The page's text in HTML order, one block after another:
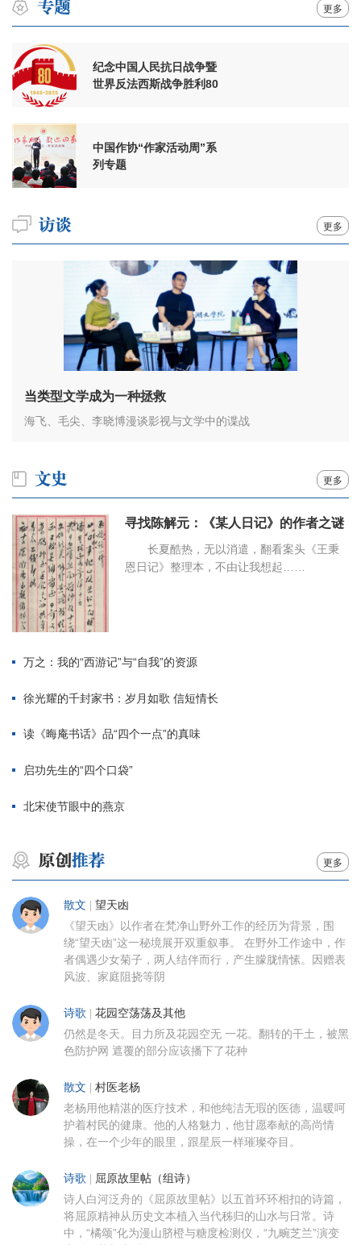
更多
纪念中国人民抗日战争暨
世界反法西斯战争胜利80
中国作协“作家活动周”系
列专题
更多
当类型文学成为一种拯救
海飞、毛尖、李晓博漫谈影视与文学中的谍战
更多
寻找陈解元：《某人日记》的作者之谜
长夏酷热，无以消遣，翻看案头《王秉
恩日记》整理本，不由让我想起……
万之：我的“西游记”与“自我”的资源
徐光耀的千封家书：岁月如歌 信短情长
读《晦庵书话》品“四个一点”的真味
启功先生的“四个口袋”
北宋使节眼中的燕京
更多
散文 望天凼
《望天凼》以作者在梵净山野外工作的经历为背景，围
绕“望天凼”这一秘境展开双重叙事。 在野外工作途中，作
者偶遇少女菊子，两人结伴而行，产生朦胧情愫。因赠表
风波、家庭阻挠等阴
诗歌 花园空荡荡及其他
仍然是冬天。目力所及花园空无 一花。翻转的干土，被黑
色防护网 遮覆的部分应该播下了花种
散文 村医老杨
老杨用他精湛的医疗技术，和他纯洁无瑕的医德，温暖呵
护着村民的健康。他的人格魅力，他甘愿奉献的高尚情
操，在一个少年的眼里，跟星辰一样璀璨夺目。
诗歌 屈原故里帖（组诗）
诗人白河泛舟的《屈原故里帖》以五首环环相扣的诗篇，
将屈原精神从历史文本植入当代秭归的山水与日常。诗
中，“橘颂”化为漫山脐橙与糖度检测仪，“九畹芝兰”演变